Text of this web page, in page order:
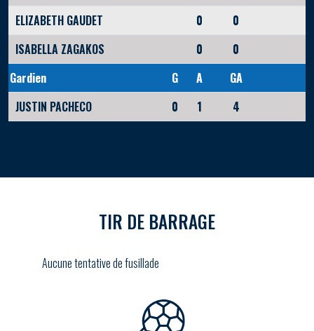
ELIZABETH GAUDET
0
0
ISABELLA ZAGAKOS
0
0
Gardien
G A
GA
JUSTIN PACHECO
0 1 4
TIR DE BARRAGE
Aucune tentative de fusillade